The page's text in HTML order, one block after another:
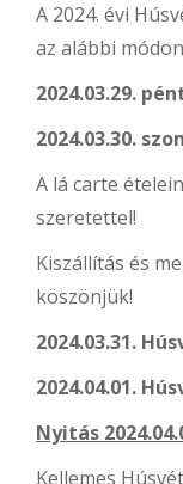
A 2024. évi
az alábbi
2024.03.29.
2024.03.30.
A lá carte
szeretettel!
Kiszállítás és
köszönjük!
2024.03.31.
2024.04.01.
Nyitás
Kellemes